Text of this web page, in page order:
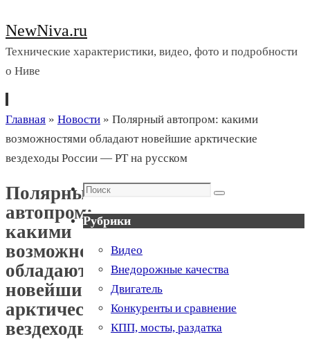
NewNiva.ru
Технические характеристики, видео, фото и подробности
о Ниве
Перейти
к
содержимому
Главная » Новости » Полярный автопром: какими
возможностями обладают новейшие арктические
вездеходы России — РТ на русском
Полярный
автопром:
какими
возможностями
обладают
новейшие
арктические
вездеходы
Поиск
Поиск
Рубрики
Видео
Внедорожные качества
Двигатель
Конкуренты и сравнение
КПП, мосты, раздатка